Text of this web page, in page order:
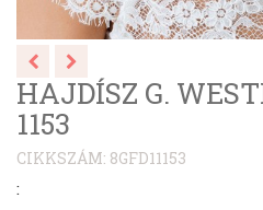
HAJDÍSZ G.
1153
CIKKSZÁM: 8GFD11153
: